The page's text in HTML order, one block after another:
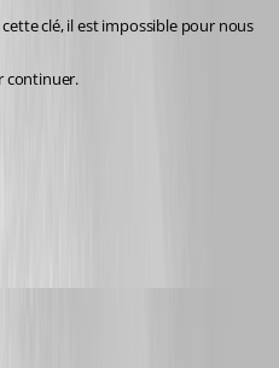
clé, il est impossible pour nous
continuer.